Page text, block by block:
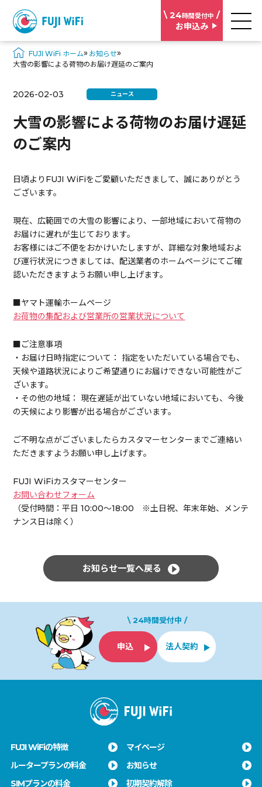
\ 24 時間受付中 /
お申込み
FUJI WiFi ホーム» お知らせ»
大雪の影響による荷物のお届け遅延のご案内
2026-02-03 ニュース
大雪の影響による荷物のお届け遅延
のご案内
日頃よりFUJI WiFiをご愛顧いただきまして、誠にありがとう
ございます。
現在、広範囲での大雪の影響により、一部地域において荷物の
お届けに遅れが生じております。
お客様にはご不便をおかけいたしますが、詳細な対象地域およ
び運行状況につきましては、配送業者のホームページにてご確
認いただきますようお願い申し上げます。
■ヤマト運輸ホームページ
お荷物の集配および営業所の営業状況について
■ご注意事項
・お届け日時指定について： 指定をいただいている場合でも、
天候や道路状況によりご希望通りにお届けできない可能性がご
ざいます。
・その他の地域： 現在遅延が出ていない地域においても、今後
の天候により影響が出る場合がございます。
ご不明な点がございましたらカスタマーセンターまでご連絡い
ただきますようお願い申し上げます。
FUJI WiFiカスタマーセンター
お問い合わせフォーム
（受付時間：平日 10:00～18:00 ※土日祝、年末年始、メンテ
ナンス日は除く）
お知らせ一覧へ戻る
\ 24時間受付中 /
申込 法人契約
FUJI WiFiの特徴
ルータープランの料金
SIMプランの料金
マイページ
お知らせ
初期契約解除